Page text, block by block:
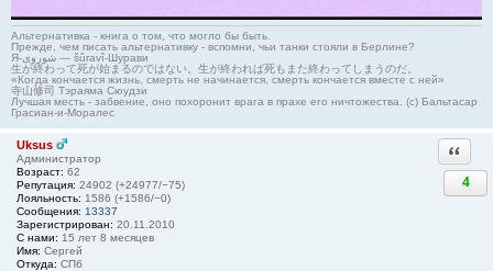
Альтернативка - книга о том, что могло бы быть.
Прежде, чем писать альтернативку - вспомни, чьи танки стояли в Берлине?
Я-شوروی — šûravî-Шурави
生が終わって死が始まるのではない。生が終われば死もまた終わってしまうのだ。
«Когда кончается жизнь, смерть не начинается, смерть кончается вместе с ней»
寺山修司 Тэраяма Сюудзи
Лучшая месть - забвение, оно похоронит врага в прахе его ничтожества. (с) Бальтасар
Грасиан-и-Моралес
Uksus
Администратор
Возраст: 62
Репутация: 24902 (+24977/−75)
Лояльность: 1586 (+1586/−0)
Сообщения: 13337
Зарегистрирован: 20.11.2010
С нами: 15 лет 8 месяцев
Имя: Сергей
Откуда: СПб
4